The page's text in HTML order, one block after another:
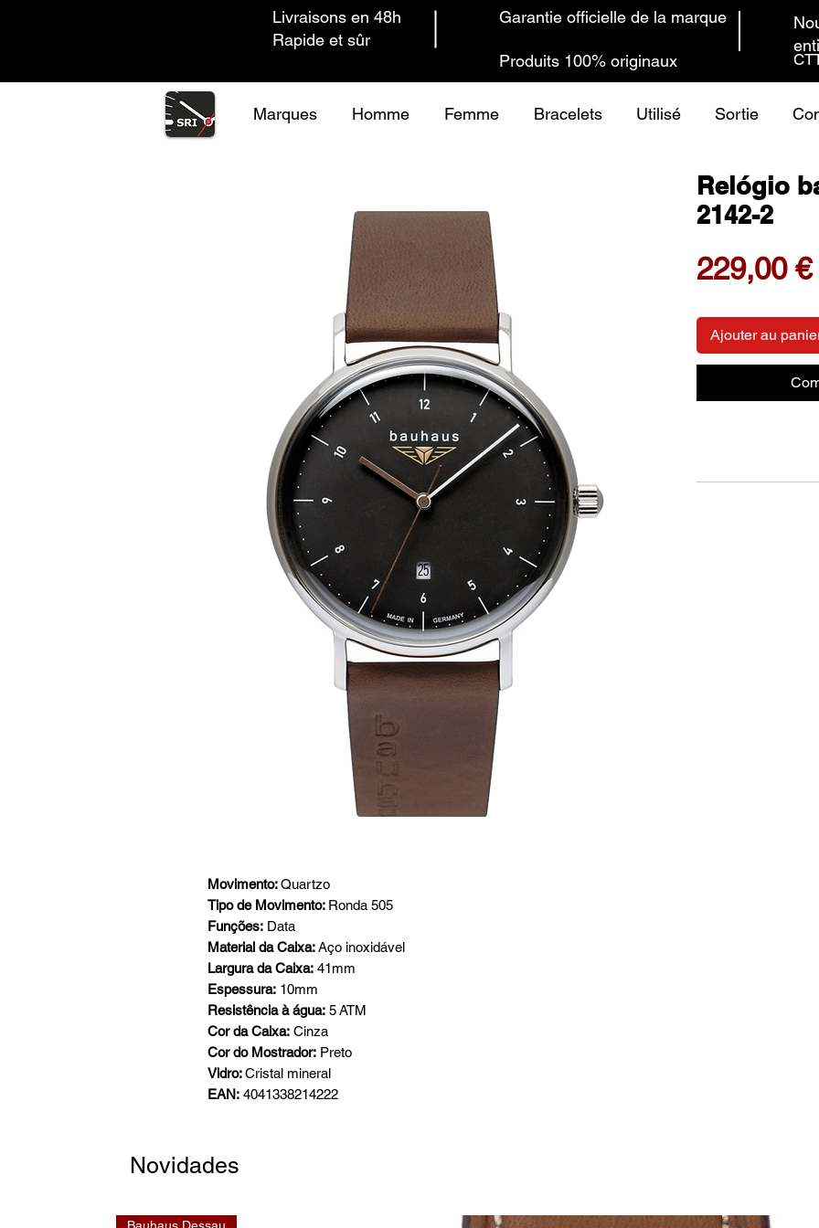
Livraisons en 48h
Rapide et sûr
Produits 100% originaux
Garantie officielle de la marque
Marques Homme Femme Bracelets Utilisé Sortie
Movimento:Quartzo
Tipo de Movimento: Ronda 505
Funções: Data
Material da Caixa:Aço inoxidável
Largura da Caixa: 41mm
Espessura: 10mm
Resistência à água: 5 ATM
Cor da Caixa: Cinza
Cor do Mostrador: Preto
Vidro:Cristal mineral
EAN: 4041338214222
Relógio
2142-2
229,00 €
Ajouter au
Novidades
Bauhaus Dessau